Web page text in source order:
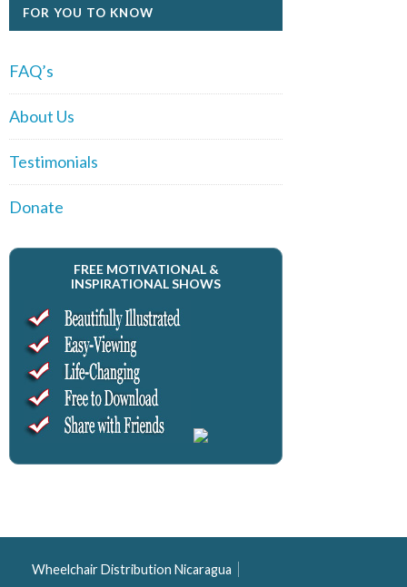
FOR YOU TO KNOW
FAQ’s
About Us
Testimonials
Donate
FREE MOTIVATIONAL &
INSPIRATIONAL SHOWS
Wheelchair Distribution Nicaragua